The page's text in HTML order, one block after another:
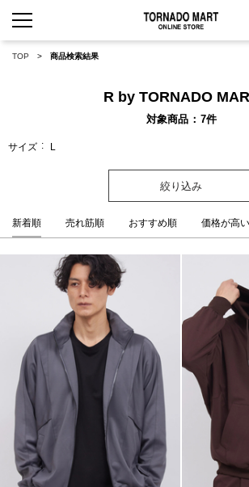
TOP 商品検索結果
R by TORNADO
対象商品 7件
サイズ L
絞り込み
新着順 売れ筋順 おすすめ順 価格が高